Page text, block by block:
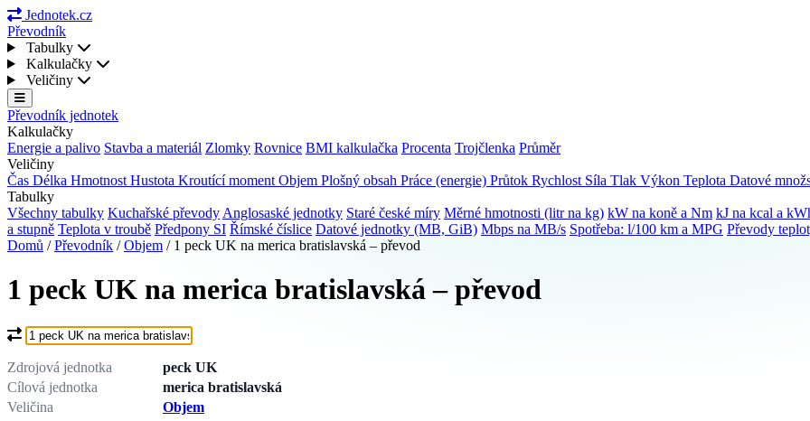
Jednotek.cz
Převodník
Tabulky
Kalkulačky
Veličiny
Převodník jednotek
Kalkulačky
Energie a palivo Stavba a materiál Zlomky Rovnice BMI kalkulačka Procenta Trojčlenka Průměr
Veličiny
Čas Délka Hmotnost Hustota Kroutící moment Objem Plošný obsah Práce (energie) Průtok Rychlost Síla Tlak Výkon Teplota Datové
Tabulky
Všechny tabulky Kuchařské převody Anglosaské jednotky Staré české míry Měrné hmotnosti (litr na kg) kW na koně a Nm kJ na kcal a
a stupně Teplota v troubě Předpony SI Římské číslice Datové jednotky (MB, GiB) Mbps na MB/s Spotřeba: l/100 km a MPG Převody
Domů / Převodník / Objem / 1 peck UK na merica bratislavská – převod
1 peck UK na merica bratislavská – převod
Co chcete převést?
Zdrojová jednotka
peck UK
Cílová jednotka
merica bratislavská
Veličina
Objem